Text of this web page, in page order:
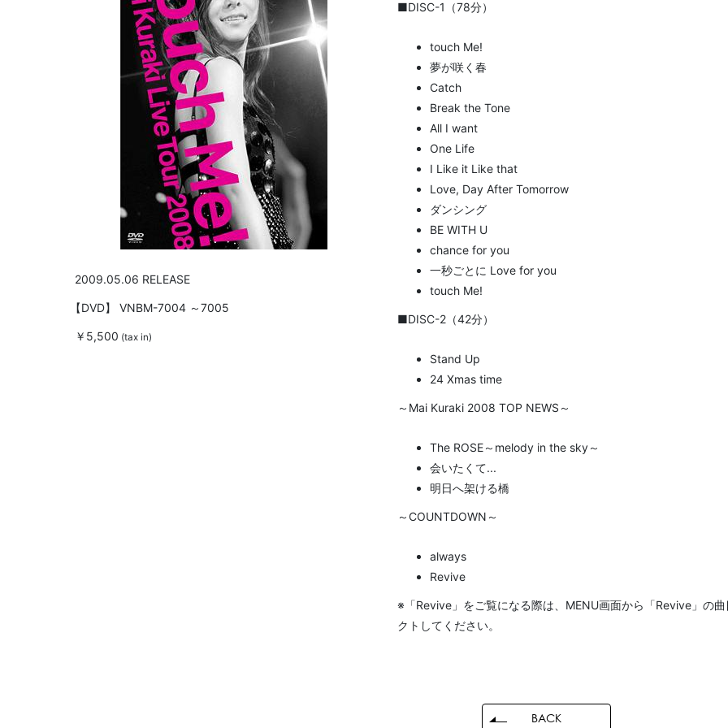
2009.05.06 RELEASE
【DVD】 VNBM-7004 ～7005
￥5,500 (tax in)
■DISC-1（78分）
touch Me!
夢が咲く春
Catch
Break the Tone
All I want
One Life
I Like it Like that
Love, Day After Tomorrow
ダンシング
BE WITH U
chance for you
一秒ごとに Love for you
touch Me!
■DISC-2（42分）
Stand Up
24 Xmas time
～Mai Kuraki 2008 TOP NEWS～
The ROSE～melody in the sky～
会いたくて...
明日へ架ける橋
～COUNTDOWN～
always
Revive
※「Revive」をご覧になる際は、MENU画面から「Revive」の曲
クトしてください。
BACK